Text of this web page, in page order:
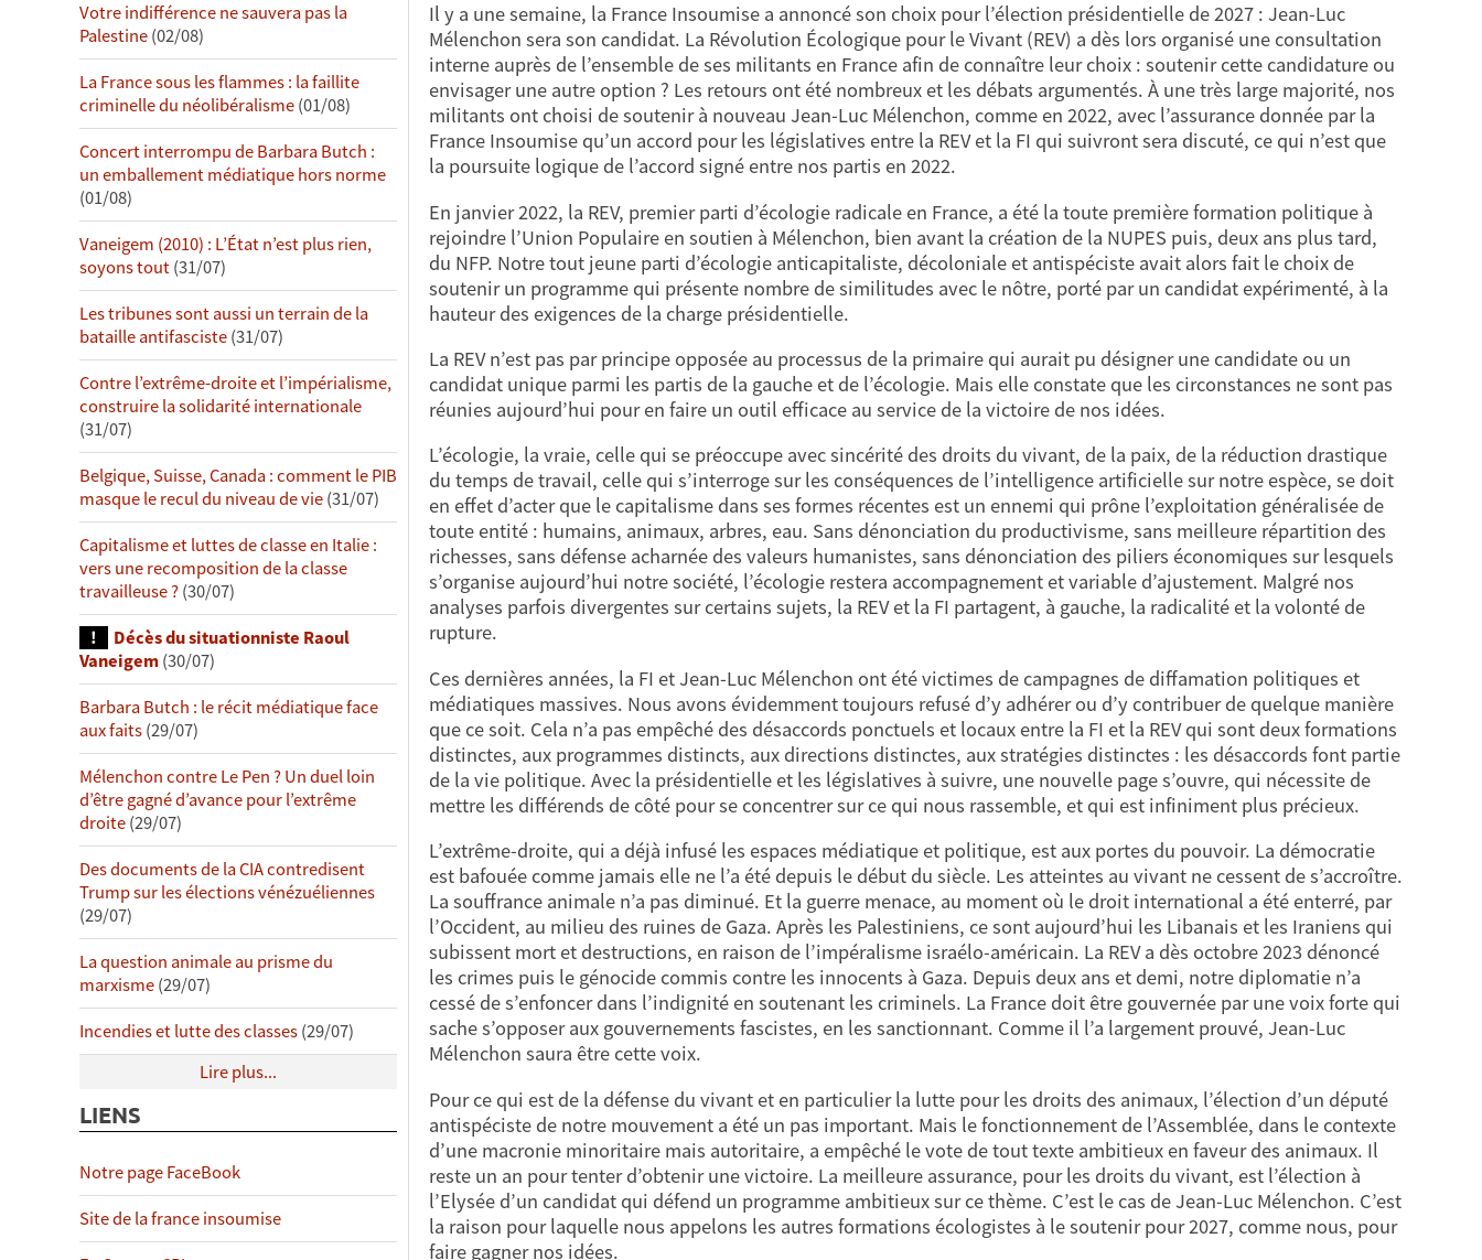
Votre indifférence ne sauvera pas la
Palestine(02/08)
La France sous les flammes : la faillite
criminelle du néolibéralisme(01/08)
Concert interrompu de Barbara Butch :
un emballement médiatique hors norme
(01/08)
Vaneigem (2010) : L’État n’est plus rien,
soyons tout(31/07)
Les tribunes sont aussi un terrain de la
bataille antifasciste(31/07)
Contre l’extrême-droite et l’impérialisme,
construire la solidarité internationale
(31/07)
Belgique, Suisse, Canada : comment le PIB
masque le recul du niveau de vie(31/07)
Capitalisme et luttes de classe en Italie :
vers une recomposition de la classe
travailleuse ?(30/07)
Décès du situationniste Raoul
Vaneigem(30/07)
Barbara Butch : le récit médiatique face
aux faits(29/07)
Mélenchon contre Le Pen ? Un duel loin
d’être gagné d’avance pour l’extrême
droite(29/07)
Des documents de la CIA contredisent
Trump sur les élections vénézuéliennes
(29/07)
La question animale au prisme du
marxisme(29/07)
Incendies et lutte des classes(29/07)
Lire plus...
LIENS
Notre page FaceBook
Site de la france insoumise
Il y a une semaine, la France Insoumise a annoncé son choix pour l’élection présidentielle de 2027 : Jean-Luc
Mélenchon sera son candidat. La Révolution Écologique pour le Vivant (REV) a dès lors organisé une consultation
interne auprès de l’ensemble de ses militants en France afin de connaître leur choix : soutenir cette candidature ou
envisager une autre option ? Les retours ont été nombreux et les débats argumentés. À une très large majorité, nos
militants ont choisi de soutenir à nouveau Jean-Luc Mélenchon, comme en 2022, avec l’assurance donnée par la
France Insoumise qu’un accord pour les législatives entre la REV et la FI qui suivront sera discuté, ce qui n’est que
la poursuite logique de l’accord signé entre nos partis en 2022.
En janvier 2022, la REV, premier parti d’écologie radicale en France, a été la toute première formation politique à
rejoindre l’Union Populaire en soutien à Mélenchon, bien avant la création de la NUPES puis, deux ans plus tard,
du NFP. Notre tout jeune parti d’écologie anticapitaliste, décoloniale et antispéciste avait alors fait le choix de
soutenir un programme qui présente nombre de similitudes avec le nôtre, porté par un candidat expérimenté, à la
hauteur des exigences de la charge présidentielle.
La REV n’est pas par principe opposée au processus de la primaire qui aurait pu désigner une candidate ou un
candidat unique parmi les partis de la gauche et de l’écologie. Mais elle constate que les circonstances ne sont pas
réunies aujourd’hui pour en faire un outil efficace au service de la victoire de nos idées.
L’écologie, la vraie, celle qui se préoccupe avec sincérité des droits du vivant, de la paix, de la réduction drastique
du temps de travail, celle qui s’interroge sur les conséquences de l’intelligence artificielle sur notre espèce, se doit
en effet d’acter que le capitalisme dans ses formes récentes est un ennemi qui prône l’exploitation généralisée de
toute entité : humains, animaux, arbres, eau. Sans dénonciation du productivisme, sans meilleure répartition des
richesses, sans défense acharnée des valeurs humanistes, sans dénonciation des piliers économiques sur lesquels
s’organise aujourd’hui notre société, l’écologie restera accompagnement et variable d’ajustement. Malgré nos
analyses parfois divergentes sur certains sujets, la REV et la FI partagent, à gauche, la radicalité et la volonté de
rupture.
Ces dernières années, la FI et Jean-Luc Mélenchon ont été victimes de campagnes de diffamation politiques et
médiatiques massives. Nous avons évidemment toujours refusé d’y adhérer ou d’y contribuer de quelque manière
que ce soit. Cela n’a pas empêché des désaccords ponctuels et locaux entre la FI et la REV qui sont deux formations
distinctes, aux programmes distincts, aux directions distinctes, aux stratégies distinctes : les désaccords font partie
de la vie politique. Avec la présidentielle et les législatives à suivre, une nouvelle page s’ouvre, qui nécessite de
mettre les différends de côté pour se concentrer sur ce qui nous rassemble, et qui est infiniment plus précieux.
L’extrême-droite, qui a déjà infusé les espaces médiatique et politique, est aux portes du pouvoir. La démocratie
est bafouée comme jamais elle ne l’a été depuis le début du siècle. Les atteintes au vivant ne cessent de s’accroître.
La souffrance animale n’a pas diminué. Et la guerre menace, au moment où le droit international a été enterré, par
l’Occident, au milieu des ruines de Gaza. Après les Palestiniens, ce sont aujourd’hui les Libanais et les Iraniens qui
subissent mort et destructions, en raison de l’impéralisme israélo-américain. La REV a dès octobre 2023 dénoncé
les crimes puis le génocide commis contre les innocents à Gaza. Depuis deux ans et demi, notre diplomatie n’a
cessé de s’enfoncer dans l’indignité en soutenant les criminels. La France doit être gouvernée par une voix forte qui
sache s’opposer aux gouvernements fascistes, en les sanctionnant. Comme il l’a largement prouvé, Jean-Luc
Mélenchon saura être cette voix.
Pour ce qui est de la défense du vivant et en particulier la lutte pour les droits des animaux, l’élection d’un député
antispéciste de notre mouvement a été un pas important. Mais le fonctionnement de l’Assemblée, dans le contexte
d’une macronie minoritaire mais autoritaire, a empêché le vote de tout texte ambitieux en faveur des animaux. Il
reste un an pour tenter d’obtenir une victoire. La meilleure assurance, pour les droits du vivant, est l’élection à
l’Elysée d’un candidat qui défend un programme ambitieux sur ce thème. C’est le cas de Jean-Luc Mélenchon. C’est
la raison pour laquelle nous appelons les autres formations écologistes à le soutenir pour 2027, comme nous, pour
faire gagner nos idées.